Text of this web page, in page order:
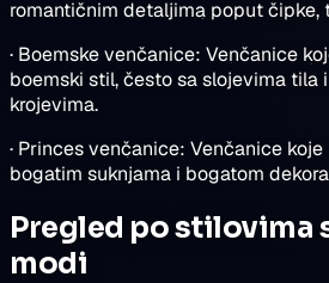
romantičnim detaljima poput čipke,
· Boemske venčanice: Venčanice
boemski stil, često sa slojevima tila
krojevima.
· Princes venčanice: Venčanice
bogatim suknjama i bogatom
Pregled po stilovima
modi